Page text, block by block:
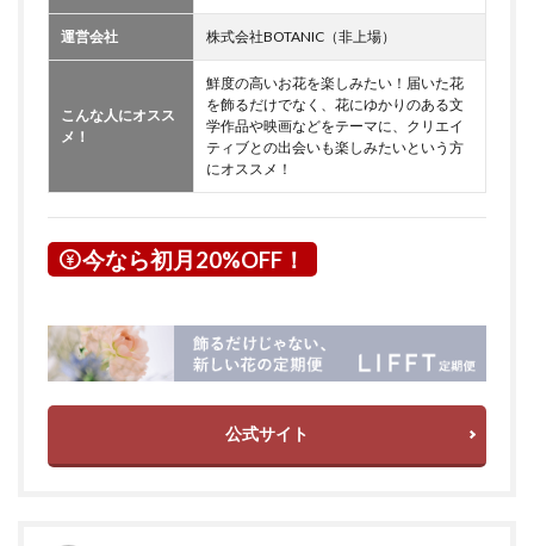
運営会社 株式会社BOTANIC（非上場）
こんな人にオスス
メ！
鮮度の高いお花を楽しみたい！届いた花
を飾るだけでなく、花にゆかりのある文
学作品や映画などをテーマに、クリエイ
ティブとの出会いも楽しみたいという方
にオススメ！
今なら初月20%OFF！
公式サイト